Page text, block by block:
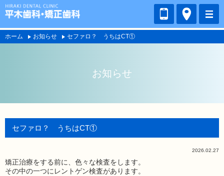
ホーム お知らせ セファロ？ うちはCT①
お知らせ
セファロ？ うちはCT①
2026.02.27
矯正治療をする前に、色々な検査をします。
その中の一つにレントゲン検査があります。